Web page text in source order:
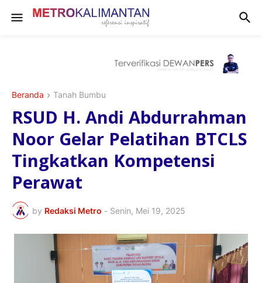
Beranda Tanah Bumbu
RSUD H. Andi Abdurrahman
Noor Gelar Pelatihan BTCLS
Tingkatkan Kompetensi
Perawat
by Redaksi Metro - Senin, Mei 19, 2025